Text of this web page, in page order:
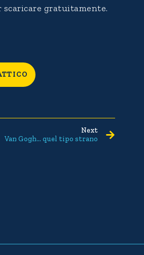
gratuitamente.
Next
Van Gogh… quel tipo strano